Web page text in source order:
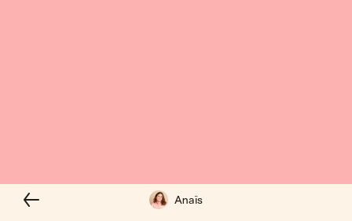
Anaïs